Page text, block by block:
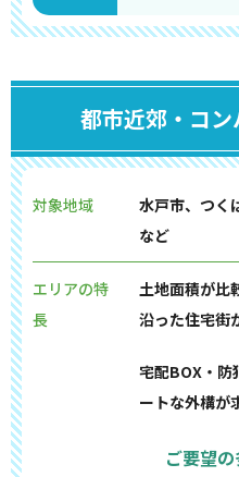
都市近郊・コ
対象地域
水戸市、つく
など
エリアの特
長
土地面積が比
沿った住宅街
宅配BOX・防
ートな外構が
ご要望